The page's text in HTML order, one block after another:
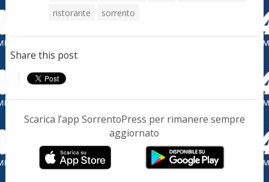
ristorante
sorrento
Share this post
Scarica l’app SorrentoPress per rimanere sempre
aggiornato